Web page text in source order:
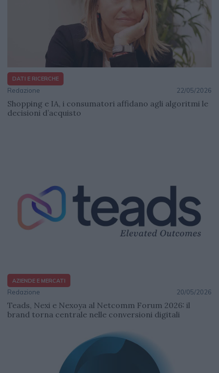
DATI E RICERCHE
Redazione 22/05/2026
Shopping e IA, i consumatori affidano agli algoritmi le
decisioni d’acquisto
AZIENDE E MERCATI
Redazione 20/05/2026
Teads, Nexi e Nexoya al Netcomm Forum 2026: il
brand torna centrale nelle conversioni digitali